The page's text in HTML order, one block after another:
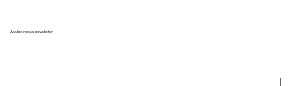
Assine nossa newsletter